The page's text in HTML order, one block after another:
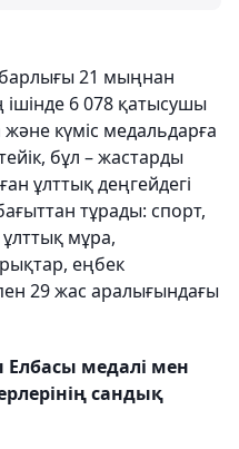
21 мыңнан
6 078 қатысушы
күміс медальдарға
бұл – жастарды
ұлттық деңгейдегі
тұрады: спорт,
мұра,
еңбек
29 жас аралығындағы
медалі мен
сандық